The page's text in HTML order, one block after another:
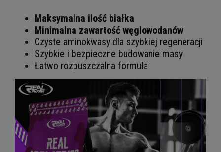
Maksymalna ilość białka
Minimalna zawartość węglowodanów
Czyste aminokwasy dla szybkiej regeneracji
Szybkie i bezpieczne budowanie masy
Łatwo rozpuszczalna formuła